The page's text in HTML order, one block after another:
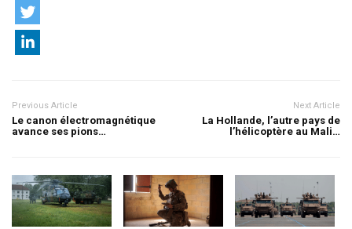
Previous Article
Le canon électromagnétique
avance ses pions…
Next Article
La Hollande, l’autre pays de
l’hélicoptère au Mali…